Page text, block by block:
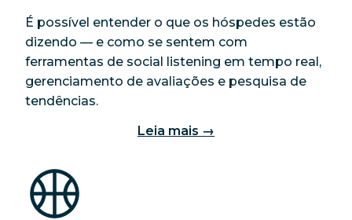
É possível entender o que os hóspedes estão
dizendo — e como se sentem com
ferramentas de social listening em tempo real,
gerenciamento de avaliações e pesquisa de
tendências.
Leia mais →